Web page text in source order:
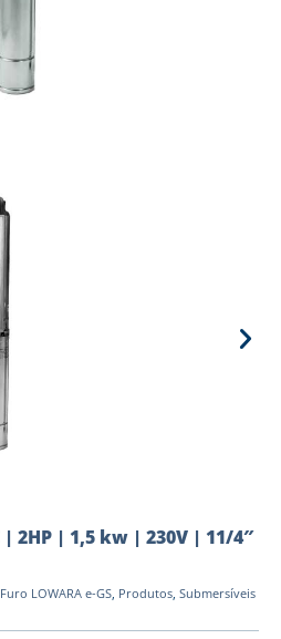
| 2HP | 1,5 kw | 230V | 11/4″
LOWARA e-GS, Produtos, Submersíveis